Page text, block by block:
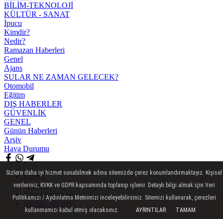
BİLİM-TEKNOLOJİ
KÜLTÜR - SANAT
İpucu
Kimdir?
Nedir?
Ramazan Haberleri
Genel
Ajans
SULAR NE ZAMAN GELECEK?
Otomobil
Eğitim
DIŞ HABERLER
GÜVENLİK
GENEL
Günün Haberleri
Arşiv
Hava Durumu
Künye
İletişim
Çerez Politikası
Gizlilik İlkeleri
Sizlere daha iyi hizmet sunabilmek adına sitemizde çerez konumlandırmaktayız. Kişisel
verileriniz, KVKK ve GDPR kapsamında toplanıp işlenir. Detaylı bilgi almak için Veri
Politikamızı / Aydınlatma Metnimizi inceleyebilirsiniz. Sitemizi kullanarak, çerezleri
kullanmamızı kabul etmiş olacaksınız.
AYRINTILAR TAMAM